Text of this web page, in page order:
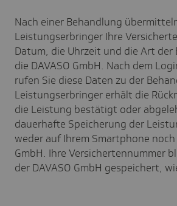
Nach einer Behandlung
Leistungserbringer Ihre
Datum, die Uhrzeit und die Art der
die DAVASO GmbH. Nach dem
rufen Sie diese Daten zu der
Leistungserbringer erhält die
die Leistung bestätigt oder
dauerhafte Speicherung der
weder auf Ihrem Smartphone noch
GmbH. Ihre Versichertennummer
der DAVASO GmbH gespeichert,